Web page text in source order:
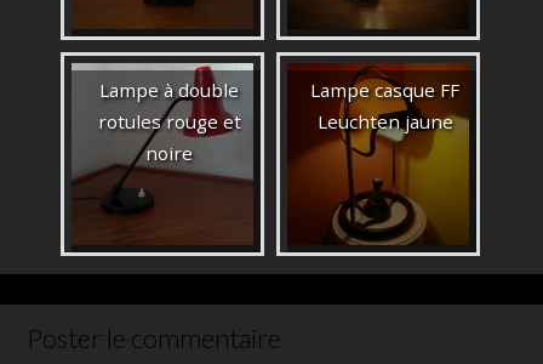
Lampe à double
rotules rouge et
noire
Lampe casque FF
Leuchten jaune
Poster le commentaire